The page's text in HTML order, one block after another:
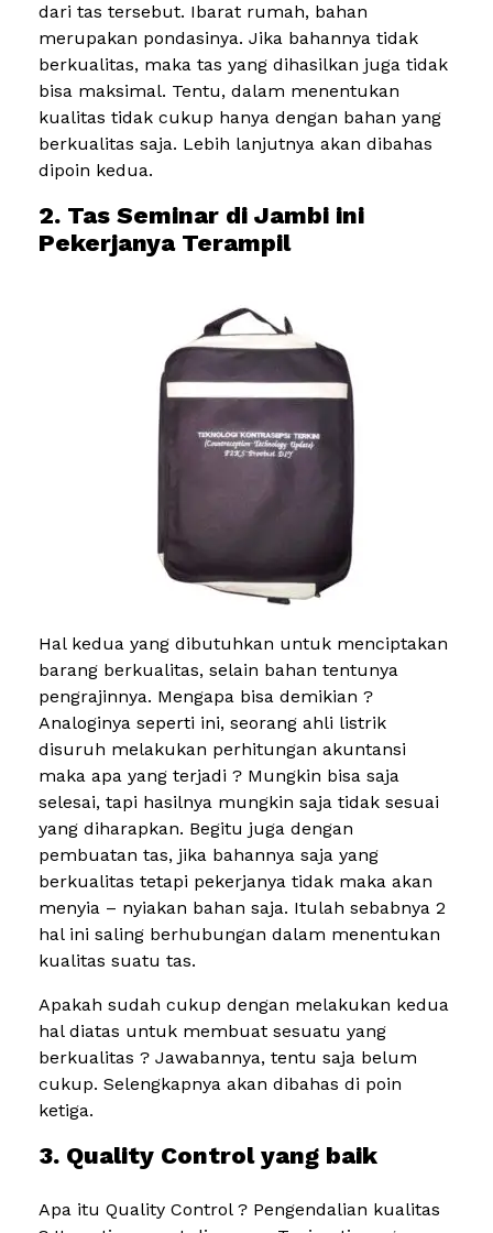
dari tas tersebut. Ibarat rumah, bahan
merupakan pondasinya. Jika bahannya tidak
berkualitas, maka tas yang dihasilkan juga tidak
bisa maksimal. Tentu, dalam menentukan
kualitas tidak cukup hanya dengan bahan yang
berkualitas saja. Lebih lanjutnya akan dibahas
dipoin kedua.
2. Tas Seminar di Jambi ini
Pekerjanya Terampil
Hal kedua yang dibutuhkan untuk menciptakan
barang berkualitas, selain bahan tentunya
pengrajinnya. Mengapa bisa demikian ?
Analoginya seperti ini, seorang ahli listrik
disuruh melakukan perhitungan akuntansi
maka apa yang terjadi ? Mungkin bisa saja
selesai, tapi hasilnya mungkin saja tidak sesuai
yang diharapkan. Begitu juga dengan
pembuatan tas, jika bahannya saja yang
berkualitas tetapi pekerjanya tidak maka akan
menyia – nyiakan bahan saja. Itulah sebabnya 2
hal ini saling berhubungan dalam menentukan
kualitas suatu tas.
Apakah sudah cukup dengan melakukan kedua
hal diatas untuk membuat sesuatu yang
berkualitas ? Jawabannya, tentu saja belum
cukup. Selengkapnya akan dibahas di poin
ketiga.
3. Quality Control yang baik
Apa itu Quality Control ? Pengendalian kualitas